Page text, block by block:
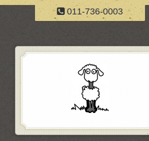
011-736-0003